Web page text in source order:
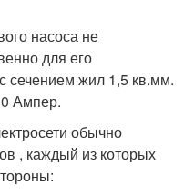
насоса не
для его
сечением жил 1,5 кв.мм.
Ампер.
обычно
, каждый из которых